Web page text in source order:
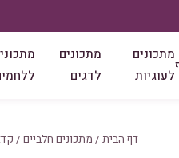
מתכונים
לעוגיות
מתכונים
לדגים
דף הבית / מתכונים חלביים /